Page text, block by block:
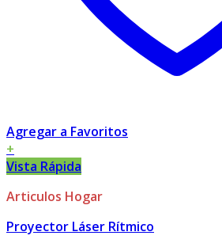
Agregar a Favoritos
+
Vista Rápida
Articulos Hogar
Proyector Láser Rítmico